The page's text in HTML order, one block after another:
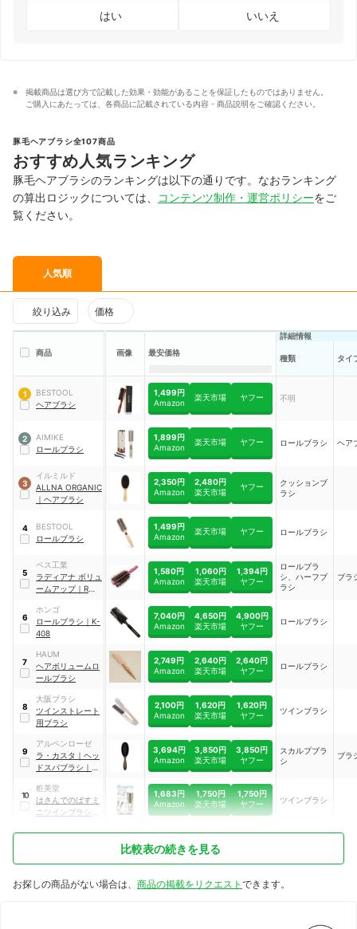
はい いいえ
掲載商品は選び方で記載した効果・効能があることを保証したものではありません。
ご購入にあたっては、各商品に記載されている内容・商品説明をご確認ください。
豚毛ヘアブラシ全107商品
おすすめ人気ランキング
豚毛ヘアブラシのランキングは以下の通りです。なおランキング
の算出ロジックについては、
コンテンツ制作・運営ポリシーをご
覧ください。
人気順
絞り込み 価格
商品 画像 最安価格
詳細情報
種類 タイ
1
BESTOOL
ヘアブラシ
1,499円
Amazon
楽天市場 ヤフー 不明
2
AIMIKE
ロールブラシ
1,899円
Amazon
楽天市場 ヤフー ロールブラシ ヘア
3
イルミルド
ALLNA ORGANIC
｜ ヘアブラシ
2,350円
Amazon
2,480円
楽天市場
ヤフー
クッションブ
ラシ
4
BESTOOL
ロールブラシ
1,499円
Amazon
楽天市場 ヤフー ロールブラシ
5
ベス工業
ラディアナ ボリュ
ームアップ｜ RA-
1,580円
Amazon
1,060円
楽天市場
1,394円
ヤフー
ロールブラ
シ、ハーフブ
ラシ
ブラ
6
ホンゴ
ロールブラシ ｜ K-
408
7,040円
Amazon
4,650円
楽天市場
4,900円
ヤフー
ロールブラシ
7
HAUM
ヘアボリュームロ
ールブラシ
2,749円
Amazon
2,640円
楽天市場
2,640円
ヤフー
ロールブラシ
8
大阪ブラシ
ツインストレート
用ブラシ
2,100円
Amazon
1,620円
楽天市場
1,620円
ヤフー
ツインブラシ
9
アルペンローゼ
ラ・カスタ ｜ ヘッ
ドスパブラシ ｜
3,694円
Amazon
3,850円
楽天市場
3,850円
ヤフー
スカルプブラ
シ
ブラ
10
粧美堂
はさんでのばすミ
ニツインブラシ
1,683円
Amazon
1,750円
楽天市場
1,750円
ヤフー
ツインブラシ
比較表の続きを見る
お探しの商品がない場合は、 商品の掲載をリクエスト できます。